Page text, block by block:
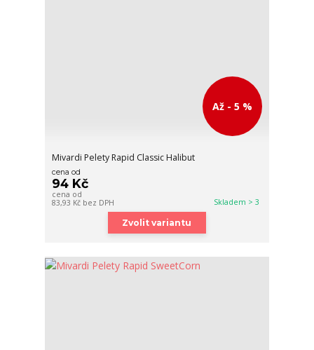
Až - 5 %
Mivardi Pelety Rapid Classic Halibut
cena od
94 Kč
cena od
83,93 Kč bez DPH Skladem > 3
Zvolit variantu